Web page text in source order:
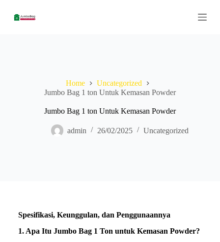
Home
Uncategorized
Jumbo Bag 1 ton Untuk Kemasan Powder
Jumbo Bag 1 ton Untuk Kemasan Powder
admin 26/02/2025 Uncategorized
Spesifikasi, Keunggulan, dan Penggunaannya
1. Apa Itu Jumbo Bag 1 Ton untuk Kemasan Powder?